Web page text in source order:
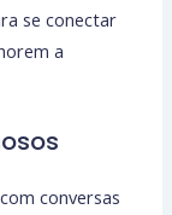
se conectar
a
conversas